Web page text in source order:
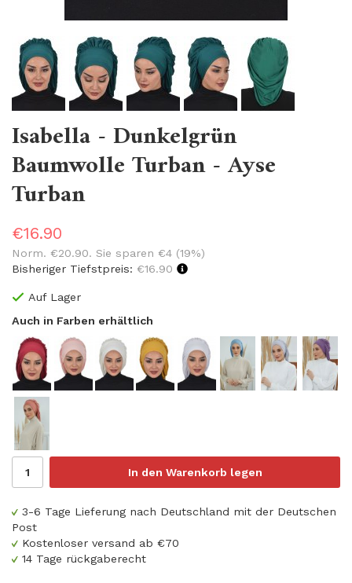
Isabella - Dunkelgrün
Baumwolle Turban - Ayse
Turban
€16.90
Norm. €20.90. Sie sparen €4 (19%)
Bisheriger Tiefstpreis: €16.90
Auf Lager
Auch in Farben erhältlich
In den Warenkorb legen
3-6 Tage Lieferung nach Deutschland mit der Deutschen
Post
Kostenloser versand ab €70
14 Tage rückgaberecht